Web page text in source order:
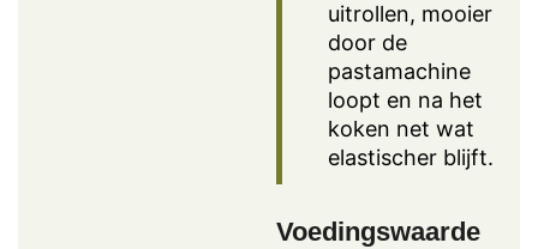
uitrollen, mooier
door de
pastamachine
loopt en na het
koken net wat
elastischer blijft.
Voedingswaarde